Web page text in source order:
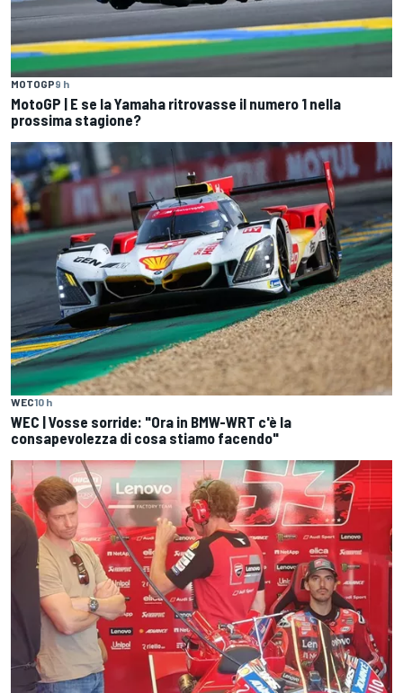
MOTOGP9 h
MotoGP | E se la Yamaha ritrovasse il numero 1 nella
prossima stagione?
WEC10 h
WEC | Vosse sorride: "Ora in BMW-WRT c'è la
consapevolezza di cosa stiamo facendo"